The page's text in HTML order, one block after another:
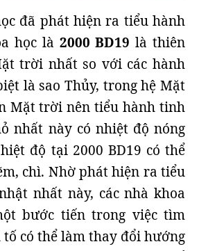
đã phát hiện ra tiểu hành
học là 2000 BD19 là thiên
trời nhất so với các hành
là sao Thủy, trong hệ Mặt
Mặt trời nên tiểu hành tinh
nhất này có nhiệt độ nóng
độ tại 2000 BD19 có thể
chì. Nhờ phát hiện ra tiểu
nhất này, các nhà khoa
bước tiến trong việc tìm
có thể làm thay đổi hướng